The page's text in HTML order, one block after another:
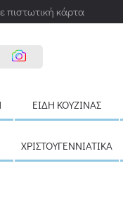
πιστωτική κάρτα
ΕΊΔΗ ΚΟΥΖΊΝΑΣ
ΧΡΙΣΤΟΥΓΕΝΝΙΆΤΙΚΑ